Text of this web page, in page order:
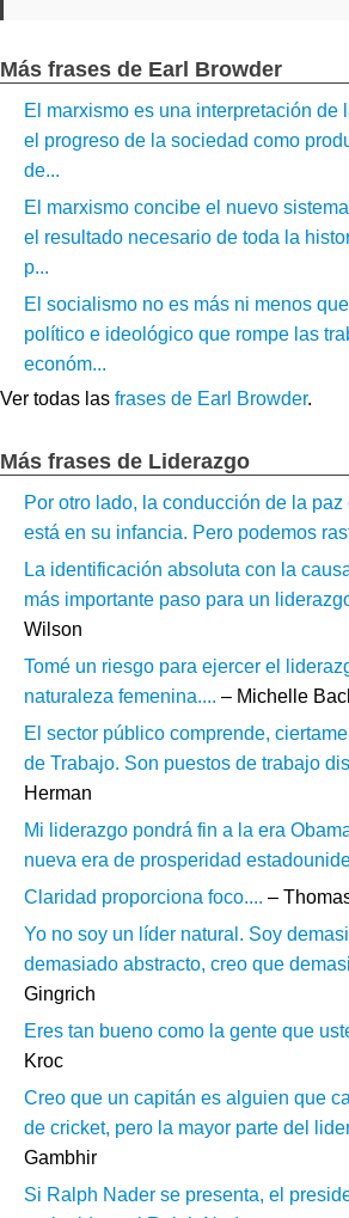
Más frases de Earl Browder
El marxismo es una interpretación de
el progreso de la sociedad como
de...
El marxismo concibe el nuevo
el resultado necesario de toda la
p...
El socialismo no es más ni menos
político e ideológico que rompe las
económ...
Ver todas las frases de Earl Browder.
Más frases de Liderazgo
Por otro lado, la conducción de la
está en su infancia. Pero podemos
La identificación absoluta con la
más importante paso para un
Wilson
Tomé un riesgo para ejercer el
naturaleza femenina.... – Michelle
El sector público comprende,
de Trabajo. Son puestos de trabajo
Herman
Mi liderazgo pondrá fin a la era
nueva era de prosperidad
Claridad proporciona foco.... –
Yo no soy un líder natural. Soy
demasiado abstracto, creo que
Gingrich
Eres tan bueno como la gente que
Kroc
Creo que un capitán es alguien que
de cricket, pero la mayor parte del
Gambhir
Si Ralph Nader se presenta, el